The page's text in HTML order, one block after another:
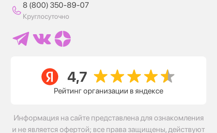
8 (800) 350-89-07
Круглосуточно
Рейтинг организации в яндексе
Информация на сайте представлена для ознакомления
и не является офертой; все права защищены, действуют